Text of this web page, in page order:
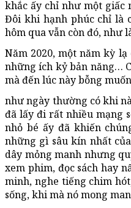
khắc ấy chỉ như một giấc
Đôi khi hạnh phúc chỉ là
hôm qua vẫn còn đó, như
Năm 2020, một năm kỳ
những ích kỷ bản năng…
mà đến lúc này bỗng
như ngày thường có khi
đã lấy đi rất nhiều mạng
nhỏ bé ấy đã khiến
những gì sâu kín nhất
dây mỏng manh nhưng
xem phim, đọc sách hay
minh, nghe tiếng chim
sống, khi mà nó mong